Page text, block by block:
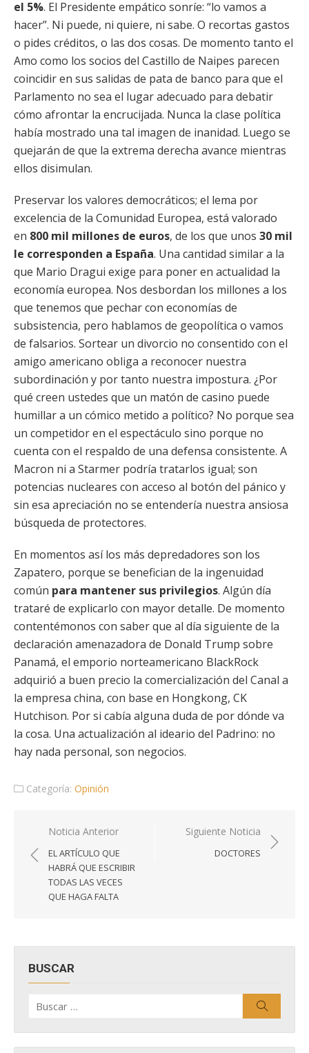
el 5%. El Presidente empático sonríe: “lo vamos a
hacer”. Ni puede, ni quiere, ni sabe. O recortas gastos
o pides créditos, o las dos cosas. De momento tanto el
Amo como los socios del Castillo de Naipes parecen
coincidir en sus salidas de pata de banco para que el
Parlamento no sea el lugar adecuado para debatir
cómo afrontar la encrucijada. Nunca la clase política
había mostrado una tal imagen de inanidad. Luego se
quejarán de que la extrema derecha avance mientras
ellos disimulan.
Preservar los valores democráticos; el lema por
excelencia de la Comunidad Europea, está valorado
en 800 mil millones de euros, de los que unos 30 mil
le corresponden a España. Una cantidad similar a la
que Mario Dragui exige para poner en actualidad la
economía europea. Nos desbordan los millones a los
que tenemos que pechar con economías de
subsistencia, pero hablamos de geopolítica o vamos
de falsarios. Sortear un divorcio no consentido con el
amigo americano obliga a reconocer nuestra
subordinación y por tanto nuestra impostura. ¿Por
qué creen ustedes que un matón de casino puede
humillar a un cómico metido a político? No porque sea
un competidor en el espectáculo sino porque no
cuenta con el respaldo de una defensa consistente. A
Macron ni a Starmer podría tratarlos igual; son
potencias nucleares con acceso al botón del pánico y
sin esa apreciación no se entendería nuestra ansiosa
búsqueda de protectores.
En momentos así los más depredadores son los
Zapatero, porque se benefician de la ingenuidad
común para mantener sus privilegios. Algún día
trataré de explicarlo con mayor detalle. De momento
contentémonos con saber que al día siguiente de la
declaración amenazadora de Donald Trump sobre
Panamá, el emporio norteamericano BlackRock
adquirió a buen precio la comercialización del Canal a
la empresa china, con base en Hongkong, CK
Hutchison. Por si cabía alguna duda de por dónde va
la cosa. Una actualización al ideario del Padrino: no
hay nada personal, son negocios.
Categoría: Opinión
Navegación
de
entradas
Noticia Anterior
EL ARTÍCULO QUE
HABRÁ QUE ESCRIBIR
TODAS LAS VECES
QUE HAGA FALTA
Siguiente Noticia
DOCTORES
BUSCAR
por: